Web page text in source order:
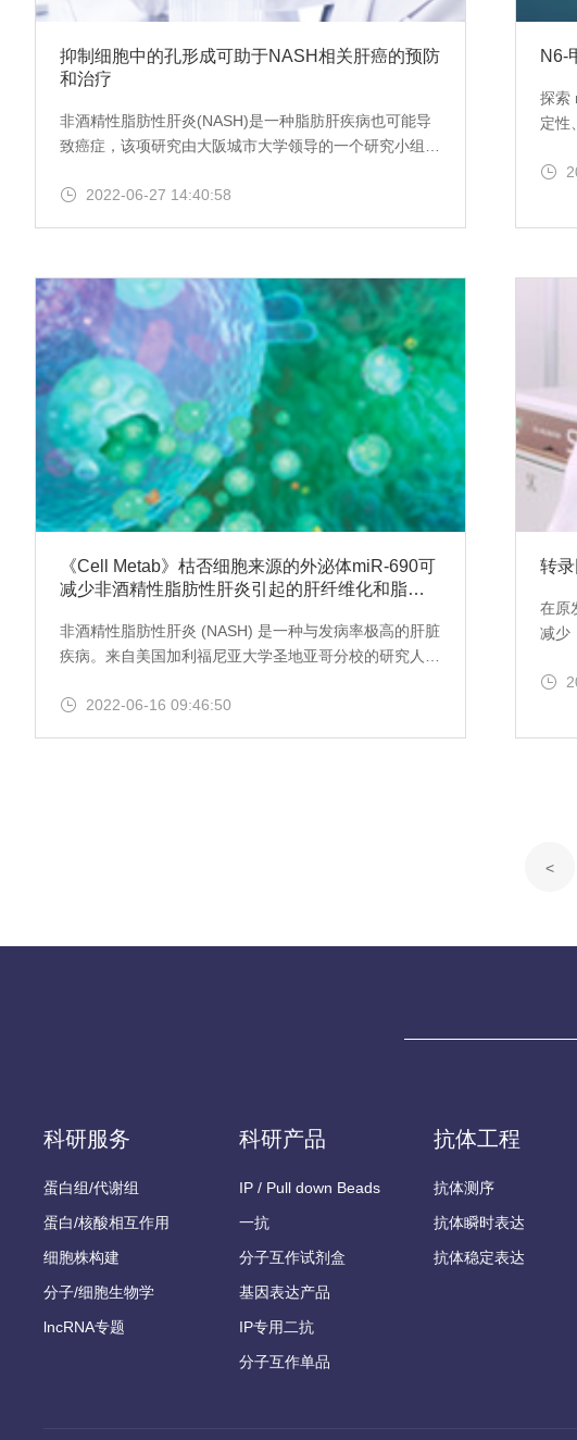
抑制细胞中的孔形成可助于NASH相关肝癌的预防
和治疗
非酒精性脂肪性肝炎(NASH)是一种脂肪肝疾病也可能导
致癌症，该项研究由大阪城市大学领导的一个研究小组在
过这种机制，促肿瘤 SASP 因子通过肠道微生物成分的
2022-06-27 14:40:58
N6-
探索
定性
编码
《Cell Metab》枯否细胞来源的外泌体miR-690可
减少非酒精性脂肪性肝炎引起的肝纤维化和脂肪
非酒精性脂肪性肝炎 (NASH) 是一种与发病率极高的肝脏
疾病。来自美国加利福尼亚大学圣地亚哥分校的研究人员
体分泌将其运送到其他肝细胞，而miR-690 直接抑制肝
2022-06-16 09:46:50
转
在原
减少
还需
<
科研服务
蛋白组/代谢组
蛋白/核酸相互作用
细胞株构建
分子/细胞生物学
lncRNA专题
科研产品
IP / Pull down Beads
一抗
分子互作试剂盒
基因表达产品
IP专用二抗
分子互作单品
抗体工程
抗体测序
抗体瞬时表达
抗体稳定表达